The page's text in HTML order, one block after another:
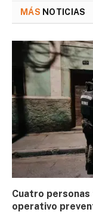
MÁS NOTICIAS
Cuatro
operativo